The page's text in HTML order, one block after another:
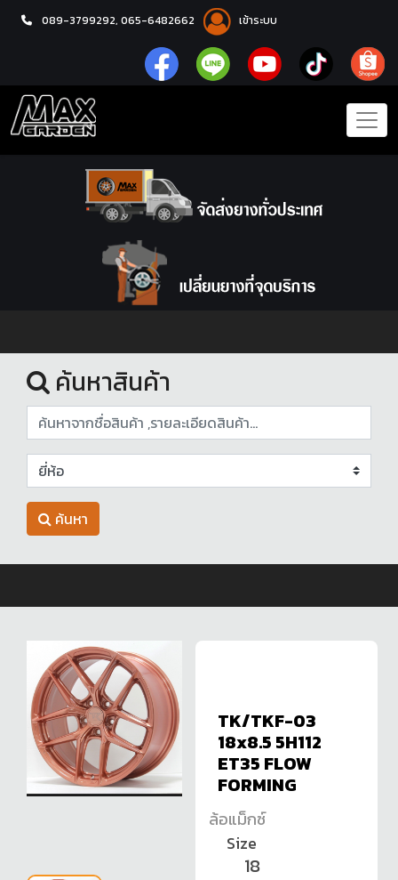
089-3799292, 065-6482662 เข้าระบบ
หน้าแรก
ค้นหาสินค้า
ค้นหา
TK/TKF-03
18x8.5 5H112
ET35 FLOW
FORMING
ล้อแม็กซ์
Size
18